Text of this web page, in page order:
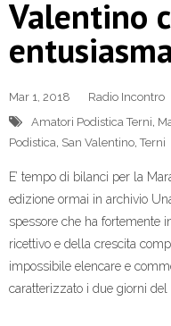
Valentino
Mar 1, 2018 Radio Incontro
Amatori Podistica Terni
Podistica San Valentino ,Terni
E’ tempo di bilanci per la
edizione ormai in archivio
spessore che ha fortemente
ricettivo e della crescita
impossibile elencare e
caratterizzato i due giorni del